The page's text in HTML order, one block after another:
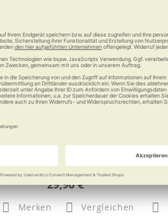
Dem Glatteis die Krallen zeigen
29,90 €
Merken Vergleichen